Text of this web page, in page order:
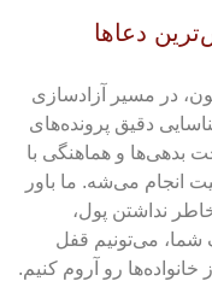
دعاها
در مسیر آزادسازی
دقیق پرونده‌های
بدهی‌ها و هماهنگی با
انجام می‌شه. ما باور
نداشتن پول،
می‌تونیم قفل
خانواده‌ها رو آروم کنیم.